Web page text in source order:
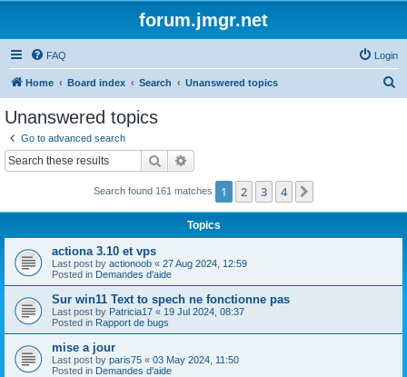
forum.jmgr.net
FAQ Login
Home Board index Search Unanswered topics
Unanswered topics
Go to advanced search
Search
Search found 161 matches 1 2 3 4
Topics
actiona 3.10 et vps
Last post by actionoob « 27 Aug 2024, 12:59
Posted in Demandes d'aide
Sur win11 Text to spech ne fonctionne pas
Last post by Patricia17 « 19 Jul 2024, 08:37
Posted in Rapport de bugs
mise a jour
Last post by paris75 « 03 May 2024, 11:50
Posted in Demandes d'aide